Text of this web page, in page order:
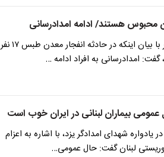
رئیس جمعیت هلال احمر با بیان اینکه در حادثه انفجار معدن طبس ۱۷ نفر
امدادرسانی به افراد ادامه …
بیماران لبنانی در ایران خوب است
شهدای امدادگر یزد، با اشاره به اعزام
لبنان گفت: حال عمومی…